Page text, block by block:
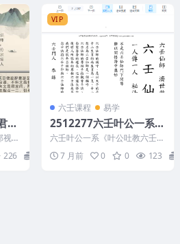
法
17
频
法
226
VIP
六壬课程 易学
2512277六壬叶公一系
《叶公吐教六壬金龙顶
教》六壬仙法1-12册六壬
伏英馆合本合订版本 277
六壬叶公一系《叶公吐教六壬金
龙顶教》六壬仙法1-12册六壬伏
英馆合本合订版本 2...
7 月前 0 0 123